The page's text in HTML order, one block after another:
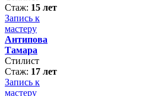
Стаж: 15 лет
Запись к
мастеру
Антипова
Тамара
Стилист
Стаж: 17 лет
Запись к
мастеру